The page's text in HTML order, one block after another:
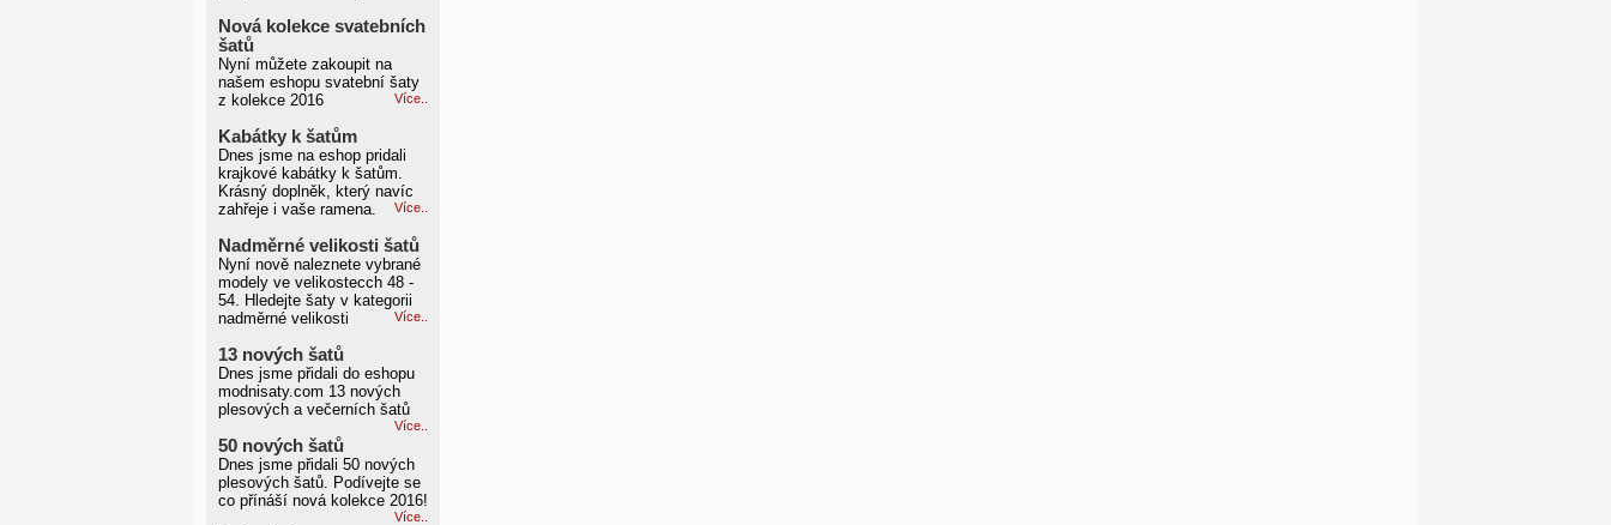
Nová kolekce svatebních
šatů
Nyní můžete zakoupit na
našem eshopu svatební šaty
z kolekce 2016
Více..
Kabátky k šatům
Dnes jsme na eshop pridali
krajkové kabátky k šatům.
Krásný doplněk, který navíc
zahřeje i vaše ramena.
Více..
Nadměrné velikosti šatů
Nyní nově naleznete vybrané
modely ve velikostecch 48 -
54. Hledejte šaty v kategorii
nadměrné velikosti
Více..
13 nových šatů
Dnes jsme přidali do eshopu
modnisaty.com 13 nových
plesových a večerních šatů
Více..
50 nových šatů
Dnes jsme přidali 50 nových
plesových šatů. Podívejte se
co přínáší nová kolekce 2016!
Více..